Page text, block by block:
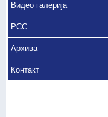
Видео галерија
РСС
Архива
Контакт